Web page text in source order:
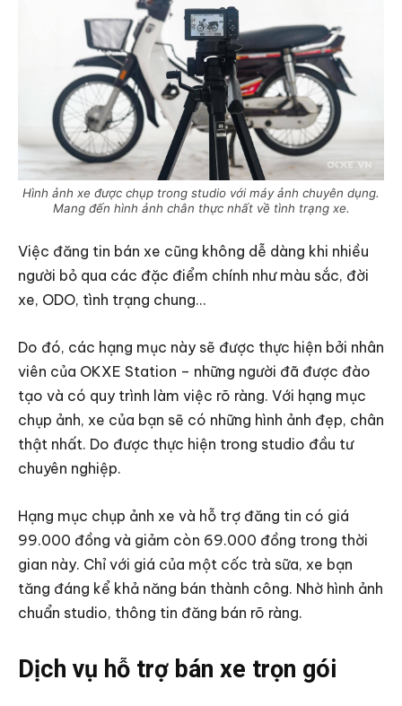
Hình ảnh xe được chụp trong studio với máy ảnh chuyên dụng.
Mang đến hình ảnh chân thực nhất về tình trạng xe.
Việc đăng tin bán xe cũng không dễ dàng khi nhiều
người bỏ qua các đặc điểm chính như màu sắc, đời
xe, ODO, tình trạng chung…
Do đó, các hạng mục này sẽ được thực hiện bởi nhân
viên của OKXE Station – những người đã được đào
tạo và có quy trình làm việc rõ ràng. Với hạng mục
chụp ảnh, xe của bạn sẽ có những hình ảnh đẹp, chân
thật nhất. Do được thực hiện trong studio đầu tư
chuyên nghiệp.
Hạng mục chụp ảnh xe và hỗ trợ đăng tin có giá
99.000 đồng và giảm còn 69.000 đồng trong thời
gian này. Chỉ với giá của một cốc trà sữa, xe bạn
tăng đáng kể khả năng bán thành công. Nhờ hình ảnh
chuẩn studio, thông tin đăng bán rõ ràng.
Dịch vụ hỗ trợ bán xe trọn gói